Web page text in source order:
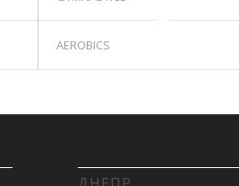
AEROBICS